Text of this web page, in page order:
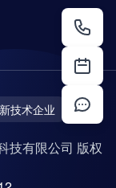
技术企业
技有限公司 版权